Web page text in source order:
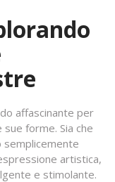
affascinante per
forme. Sia che
semplicemente
artistica,
e stimolante.